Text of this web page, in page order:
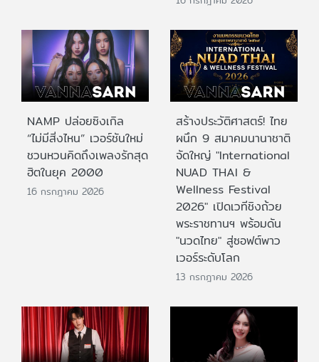
NAMP ปล่อยซิงเกิล
“ไม่มีสิ่งไหน” เวอร์ชันใหม่
ชวนหวนคิดถึงเพลงรักสุด
ฮิตในยุค 2000
16 กรกฎาคม 2026
สร้างประวัติศาสตร์! ไทย
ผนึก 9 สมาคมนานาชาติ
จัดใหญ่ "International
NUAD THAI &
Wellness Festival
2026" เปิดเวทีชิงถ้วย
พระราชทานฯ พร้อมดัน
"นวดไทย" สู่ซอฟต์พาว
เวอร์ระดับโลก
13 กรกฎาคม 2026